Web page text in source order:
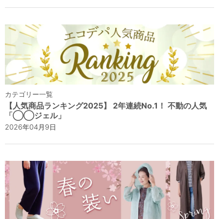
カテゴリー一覧
【人気商品ランキング2025】 2年連続No.1！ 不動の人気
「◯◯ジェル」
2026年04月9日